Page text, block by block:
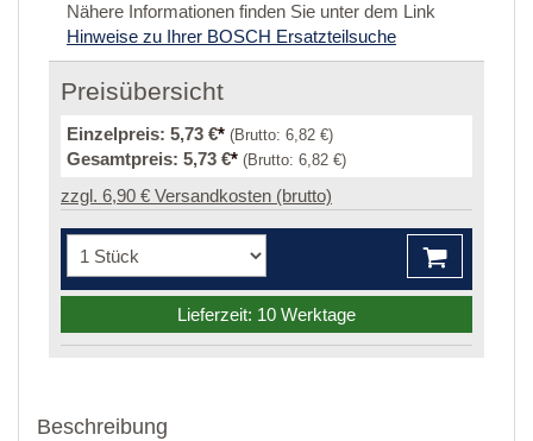
Nähere Informationen finden Sie unter dem Link
Hinweise zu Ihrer BOSCH Ersatzteilsuche
Preisübersicht
Einzelpreis: 5,73 €* (Brutto: 6,82 €)
Gesamtpreis: 5,73 €* (Brutto: 6,82 €)
zzgl. 6,90 € Versandkosten (brutto)
Lieferzeit: 10 Werktage
Beschreibung